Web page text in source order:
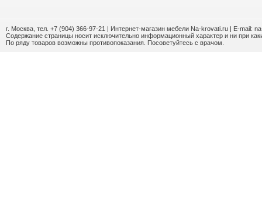
г. Москва, тел. +7 (904) 366-97-21 | Интернет-магазин мебели Na-krovati.ru | E-mail:
Содержание страницы носит исключительно информационный характер и ни при
По ряду товаров возможны противопоказания. Посоветуйтесь с врачом.